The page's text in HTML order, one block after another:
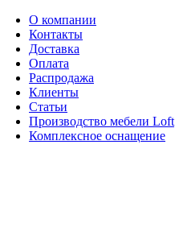
О компании
Контакты
Доставка
Оплата
Распродажа
Клиенты
Статьи
Производство мебели Loft
Комплексное оснащение